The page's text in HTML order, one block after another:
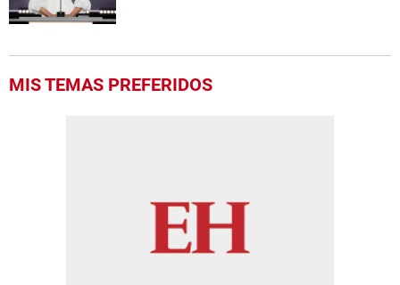
MIS TEMAS PREFERIDOS